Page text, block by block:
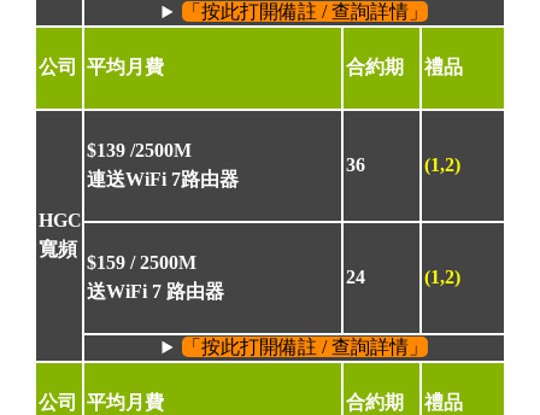
「按此打開備註 / 查詢詳情」
公司 平均月費 合約期 禮品
HGC
寬頻
$139 /2500M
連送WiFi 7路由器
36 (1,2)
$159 / 2500M
送WiFi 7 路由器
24 (1,2)
「按此打開備註 / 查詢詳情」
公司 平均月費 合約期 禮品